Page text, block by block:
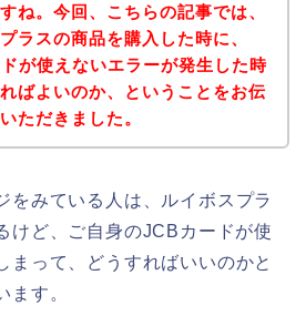
ね。今回、こちらの記事では、
ラスの商品を購入した時に、
が使えないエラーが発生した時
ばよいのか、ということをお伝
ただきました。
をみている人は、ルイボスプラ
けど、ご自身のJCBカードが使
まって、どうすればいいのかと
ます。